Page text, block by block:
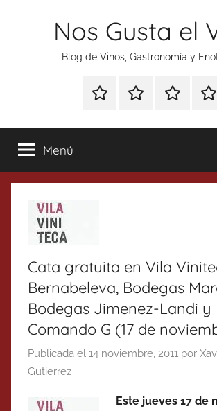
Nos Gusta el
Blog de Vinos, Gastronomía y
Especial
Tonics
Enoturismo
Gastronomía
Ranking
Menú
Cata gratuita en Vila
Bernabeleva, Bodegas
Bodegas Jimenez-Landi y
Comando G (17 de
Publicada el 14 noviembre, 2011 por
Gutierrez
Este jueves 17 de